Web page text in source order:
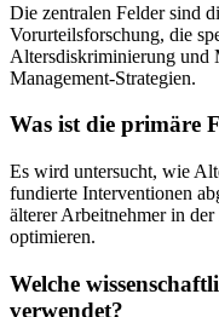
Die zentralen Felder sind
Vorurteilsforschung, die
Altersdiskriminierung und
Management-Strategien.
Was ist die primäre
Es wird untersucht, wie
fundierte Interventionen
älterer Arbeitnehmer in
optimieren.
Welche
verwendet?